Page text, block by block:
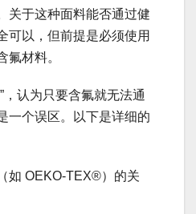
关于这种面料能否通过健
可以，但前提是必须使用
氟材料。
，认为只要含氟就无法通
一个误区。以下是详细的
如 OEKO-TEX®）的关